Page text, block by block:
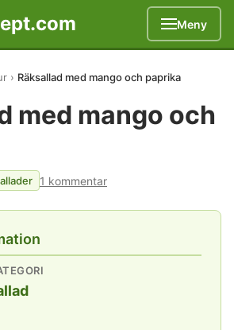
Meny
Räksallad med mango och paprika
med mango och
1 kommentar